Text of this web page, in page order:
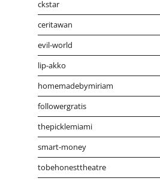
ckstar
ceritawan
evil-world
lip-akko
homemadebymiriam
followergratis
thepicklemiami
smart-money
tobehonesttheatre